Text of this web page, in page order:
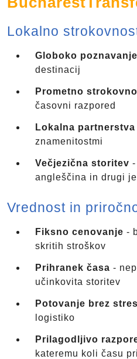
Lokalno
Globoko poznavanje
destinacij
Prometno
časovni razpored
Lokalna partnerstva
znamenitostmi
Večjezična storitev
angleščina in drugi
Vrednost in
Fiksno cenovanje -
skritih stroškov
Prihranek časa -
učinkovita storitev
Potovanje brez
logistiko
Prilagodljivo
kateremu koli času